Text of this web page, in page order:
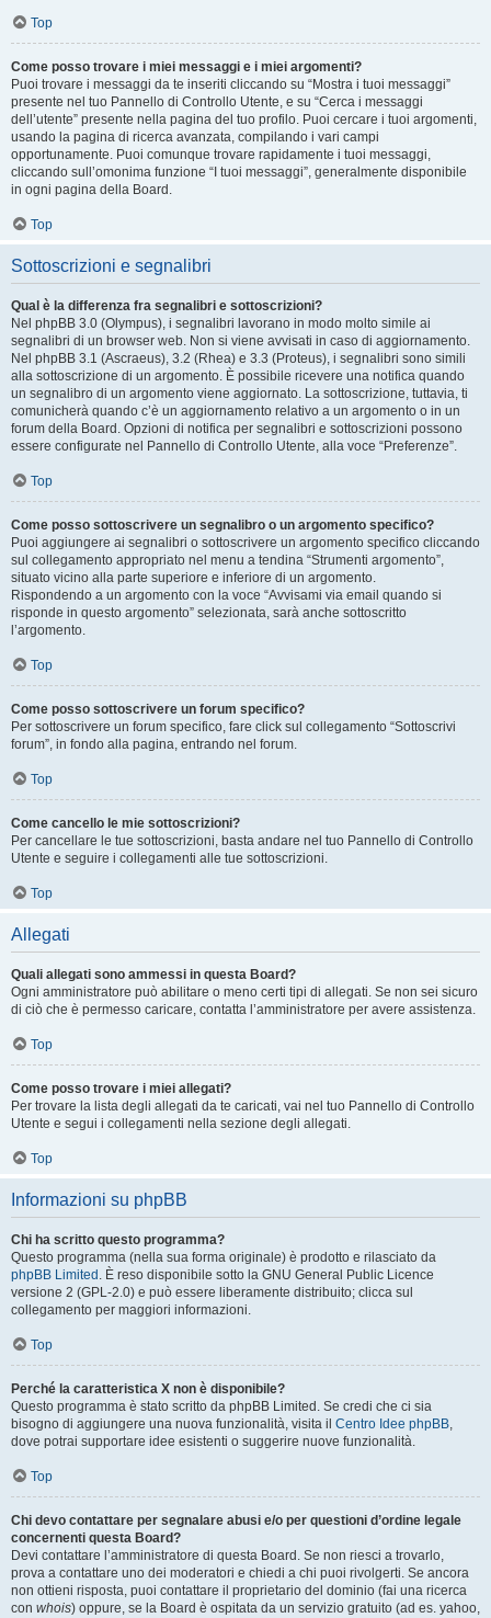
Top
Come posso trovare i miei messaggi e i miei argomenti?
Puoi trovare i messaggi da te inseriti cliccando su “Mostra i tuoi messaggi”
presente nel tuo Pannello di Controllo Utente, e su “Cerca i messaggi
dell’utente” presente nella pagina del tuo profilo. Puoi cercare i tuoi argomenti,
usando la pagina di ricerca avanzata, compilando i vari campi
opportunamente. Puoi comunque trovare rapidamente i tuoi messaggi,
cliccando sull’omonima funzione “I tuoi messaggi”, generalmente disponibile
in ogni pagina della Board.
Top
Sottoscrizioni e segnalibri
Qual è la differenza fra segnalibri e sottoscrizioni?
Nel phpBB 3.0 (Olympus), i segnalibri lavorano in modo molto simile ai
segnalibri di un browser web. Non si viene avvisati in caso di aggiornamento.
Nel phpBB 3.1 (Ascraeus), 3.2 (Rhea) e 3.3 (Proteus), i segnalibri sono simili
alla sottoscrizione di un argomento. È possibile ricevere una notifica quando
un segnalibro di un argomento viene aggiornato. La sottoscrizione, tuttavia, ti
comunicherà quando c’è un aggiornamento relativo a un argomento o in un
forum della Board. Opzioni di notifica per segnalibri e sottoscrizioni possono
essere configurate nel Pannello di Controllo Utente, alla voce “Preferenze”.
Top
Come posso sottoscrivere un segnalibro o un argomento specifico?
Puoi aggiungere ai segnalibri o sottoscrivere un argomento specifico cliccando
sul collegamento appropriato nel menu a tendina “Strumenti argomento”,
situato vicino alla parte superiore e inferiore di un argomento.
Rispondendo a un argomento con la voce “Avvisami via email quando si
risponde in questo argomento” selezionata, sarà anche sottoscritto
l’argomento.
Top
Come posso sottoscrivere un forum specifico?
Per sottoscrivere un forum specifico, fare click sul collegamento “Sottoscrivi
forum”, in fondo alla pagina, entrando nel forum.
Top
Come cancello le mie sottoscrizioni?
Per cancellare le tue sottoscrizioni, basta andare nel tuo Pannello di Controllo
Utente e seguire i collegamenti alle tue sottoscrizioni.
Top
Allegati
Quali allegati sono ammessi in questa Board?
Ogni amministratore può abilitare o meno certi tipi di allegati. Se non sei sicuro
di ciò che è permesso caricare, contatta l’amministratore per avere assistenza.
Top
Come posso trovare i miei allegati?
Per trovare la lista degli allegati da te caricati, vai nel tuo Pannello di Controllo
Utente e segui i collegamenti nella sezione degli allegati.
Top
Informazioni su phpBB
Chi ha scritto questo programma?
Questo programma (nella sua forma originale) è prodotto e rilasciato da
phpBB Limited . È reso disponibile sotto la GNU General Public Licence
versione 2 (GPL-2.0) e può essere liberamente distribuito; clicca sul
collegamento per maggiori informazioni.
Top
Perché la caratteristica X non è disponibile?
Questo programma è stato scritto da phpBB Limited. Se credi che ci sia
bisogno di aggiungere una nuova funzionalità, visita il Centro Idee phpBB,
dove potrai supportare idee esistenti o suggerire nuove funzionalità.
Top
Chi devo contattare per segnalare abusi e/o per questioni d’ordine legale
concernenti questa Board?
Devi contattare l’amministratore di questa Board. Se non riesci a trovarlo,
prova a contattare uno dei moderatori e chiedi a chi puoi rivolgerti. Se ancora
non ottieni risposta, puoi contattare il proprietario del dominio (fai una ricerca
con whois) oppure, se la Board è ospitata da un servizio gratuito (ad es. yahoo,